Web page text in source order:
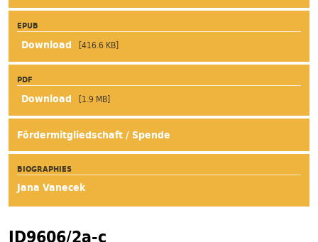
EPUB
[416.6 KB]
PDF
[1.9 MB]
Fördermitgliedschaft / Spende
BIOGRAPHIES
Jana Vanecek
ID9606/2a-c